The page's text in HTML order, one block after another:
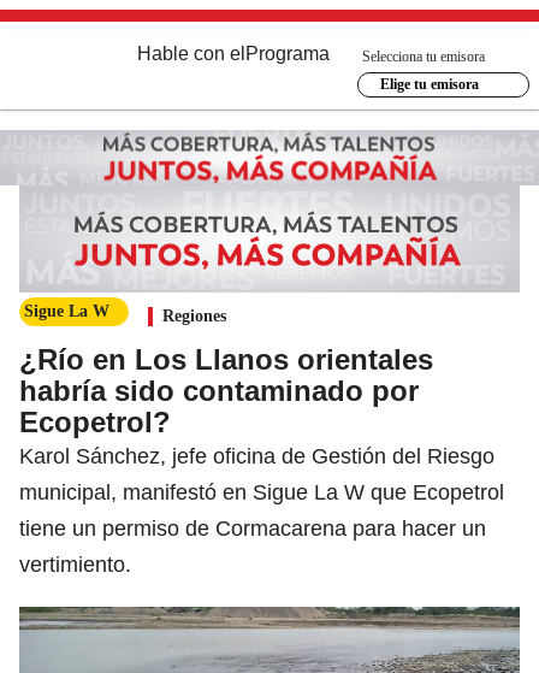
Hable con el Programa
Selecciona tu emisora
Elige tu emisora
Sigue La W Regiones
¿Río en Los Llanos orientales
habría sido contaminado por
Ecopetrol?
Karol Sánchez, jefe oficina de Gestión del Riesgo
municipal, manifestó en Sigue La W que Ecopetrol
tiene un permiso de Cormacarena para hacer un
vertimiento.